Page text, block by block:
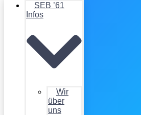
SEB ’61
Infos
Wir
über
uns